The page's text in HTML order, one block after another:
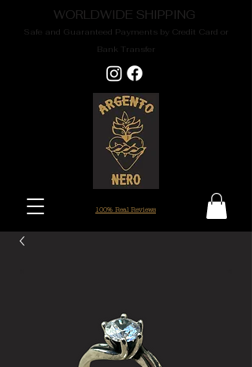
WORLDWIDE SHIPPING
Safe and Guaranteed Payments by Credit Card or
Bank Transfer
100% Real Reviews